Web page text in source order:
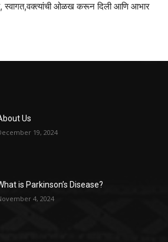
स्वागत,वक्त्यांची ओळख करून दिली आणि आभार
Us
19, 2024
is Parkinson’s Disease?
4, 2024